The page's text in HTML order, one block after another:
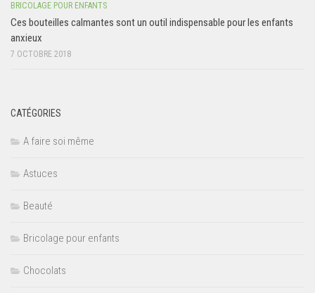
BRICOLAGE POUR ENFANTS
Ces bouteilles calmantes sont un outil indispensable pour les enfants
anxieux
7 OCTOBRE 2018
CATÉGORIES
A faire soi même
Astuces
Beauté
Bricolage pour enfants
Chocolats